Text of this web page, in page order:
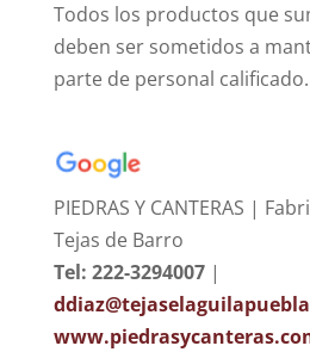
Todos los productos que
deben ser sometidos a
parte de personal calificado.
PIEDRAS Y CANTERAS |
Tejas de Barro
Tel: 222-3294007|